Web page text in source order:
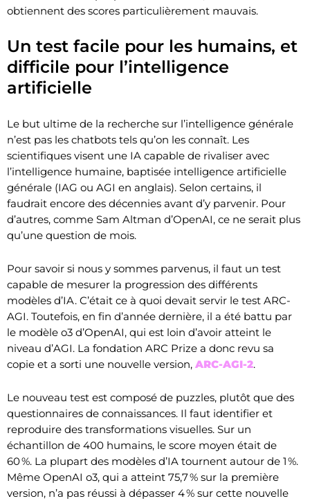
obtiennent des scores particulièrement mauvais.
Un test facile pour les humains, et
difficile pour l’intelligence
artificielle
Le but ultime de la recherche sur l’intelligence générale
n’est pas les chatbots tels qu’on les connaît. Les
scientifiques visent une IA capable de rivaliser avec
l’intelligence humaine, baptisée intelligence artificielle
générale (IAG ou AGI en anglais). Selon certains, il
faudrait encore des décennies avant d’y parvenir. Pour
d’autres, comme Sam Altman d’OpenAI, ce ne serait plus
qu’une question de mois.
Pour savoir si nous y sommes parvenus, il faut un test
capable de mesurer la progression des différents
modèles d’IA. C’était ce à quoi devait servir le test ARC-
AGI. Toutefois, en fin d’année dernière, il a été battu par
le modèle o3 d’OpenAI, qui est loin d’avoir atteint le
niveau d’AGI. La fondation ARC Prize a donc revu sa
copie et a sorti une nouvelle version, ARC-AGI-2.
Le nouveau test est composé de puzzles, plutôt que des
questionnaires de connaissances. Il faut identifier et
reproduire des transformations visuelles. Sur un
échantillon de 400 humains, le score moyen était de
60 %. La plupart des modèles d’IA tournent autour de 1 %.
Même OpenAI o3, qui a atteint 75,7 % sur la première
version, n’a pas réussi à dépasser 4 % sur cette nouvelle